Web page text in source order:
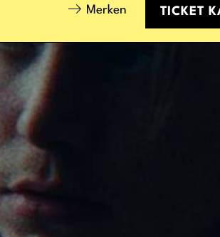
Merken TICKET